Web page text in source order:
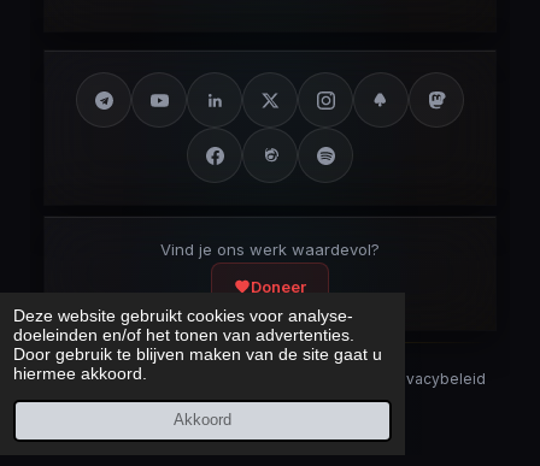
Deze website gebruikt cookies voor analyse-
doeleinden en/of het tonen van advertenties.
Door gebruik te blijven maken van de site gaat u
hiermee akkoord.
Akkoord
Vind je ons werk waardevol?
Doneer
Security Disclaimer
Privacybeleid
CookieverklaringSitemap
Laatst bijgewerkt: